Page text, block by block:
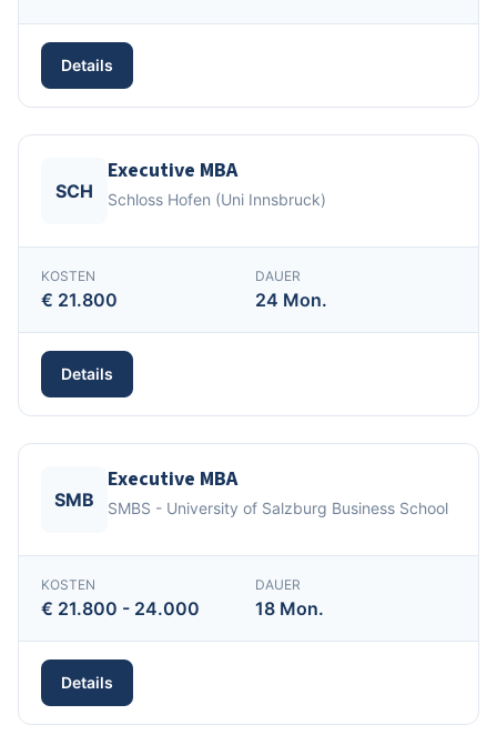
Details
SCH
Executive MBA
Schloss Hofen (Uni Innsbruck)
KOSTEN
€ 21.800
DAUER
24 Mon.
Details
SMB
Executive MBA
SMBS - University of Salzburg Business School
KOSTEN
€ 21.800 - 24.000
DAUER
18 Mon.
Details